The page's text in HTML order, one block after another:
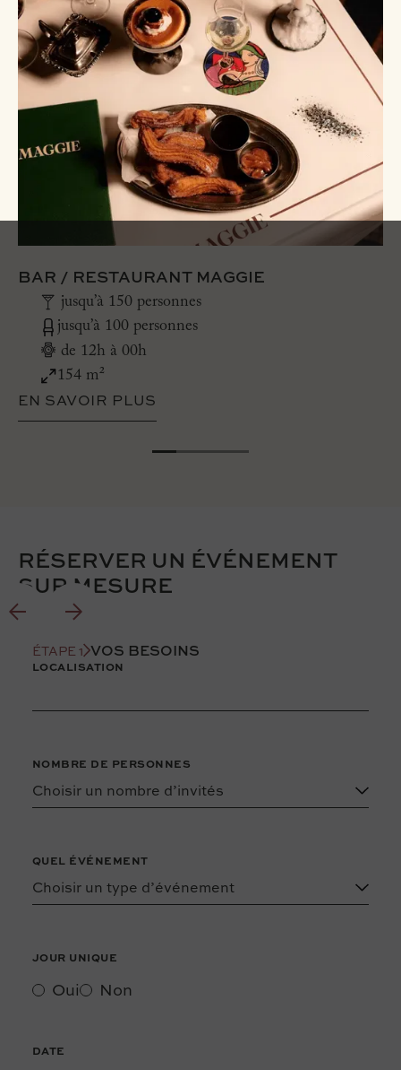
BAR / RESTAURANT MAGGIE
jusqu’à 150 personnes
jusqu’à 100 personnes
de 12h à 00h
154 m²
EN SAVOIR PLUS
RÉSERVER UN ÉVÉNEMENT
SUR MESURE
ÉTAPE 1 VOS BESOINS
LOCALISATION
NOMBRE DE PERSONNES
QUEL ÉVÉNEMENT
JOUR UNIQUE
Oui Non
DATE